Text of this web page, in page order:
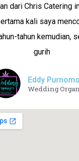
dari Chris Catering
kali saya
tahun kemudian,
gurih
Eddy Purnomo
Wedding